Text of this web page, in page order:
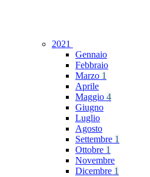
2021
Gennaio
Febbraio
Marzo 1
Aprile
Maggio 4
Giugno
Luglio
Agosto
Settembre 1
Ottobre 1
Novembre
Dicembre 1